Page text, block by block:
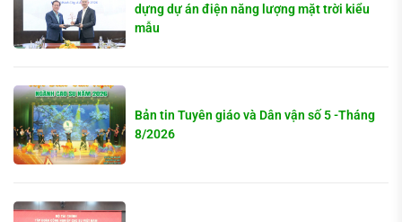
dựng dự án điện năng lượng mặt trời kiểu
mẫu
Bản tin Tuyên giáo và Dân vận số 5 -Tháng
8/2026